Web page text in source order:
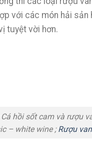
với các món hải
tuyệt vời hơn.
hồi sốt cam và rượu
– white wine ;Rượu